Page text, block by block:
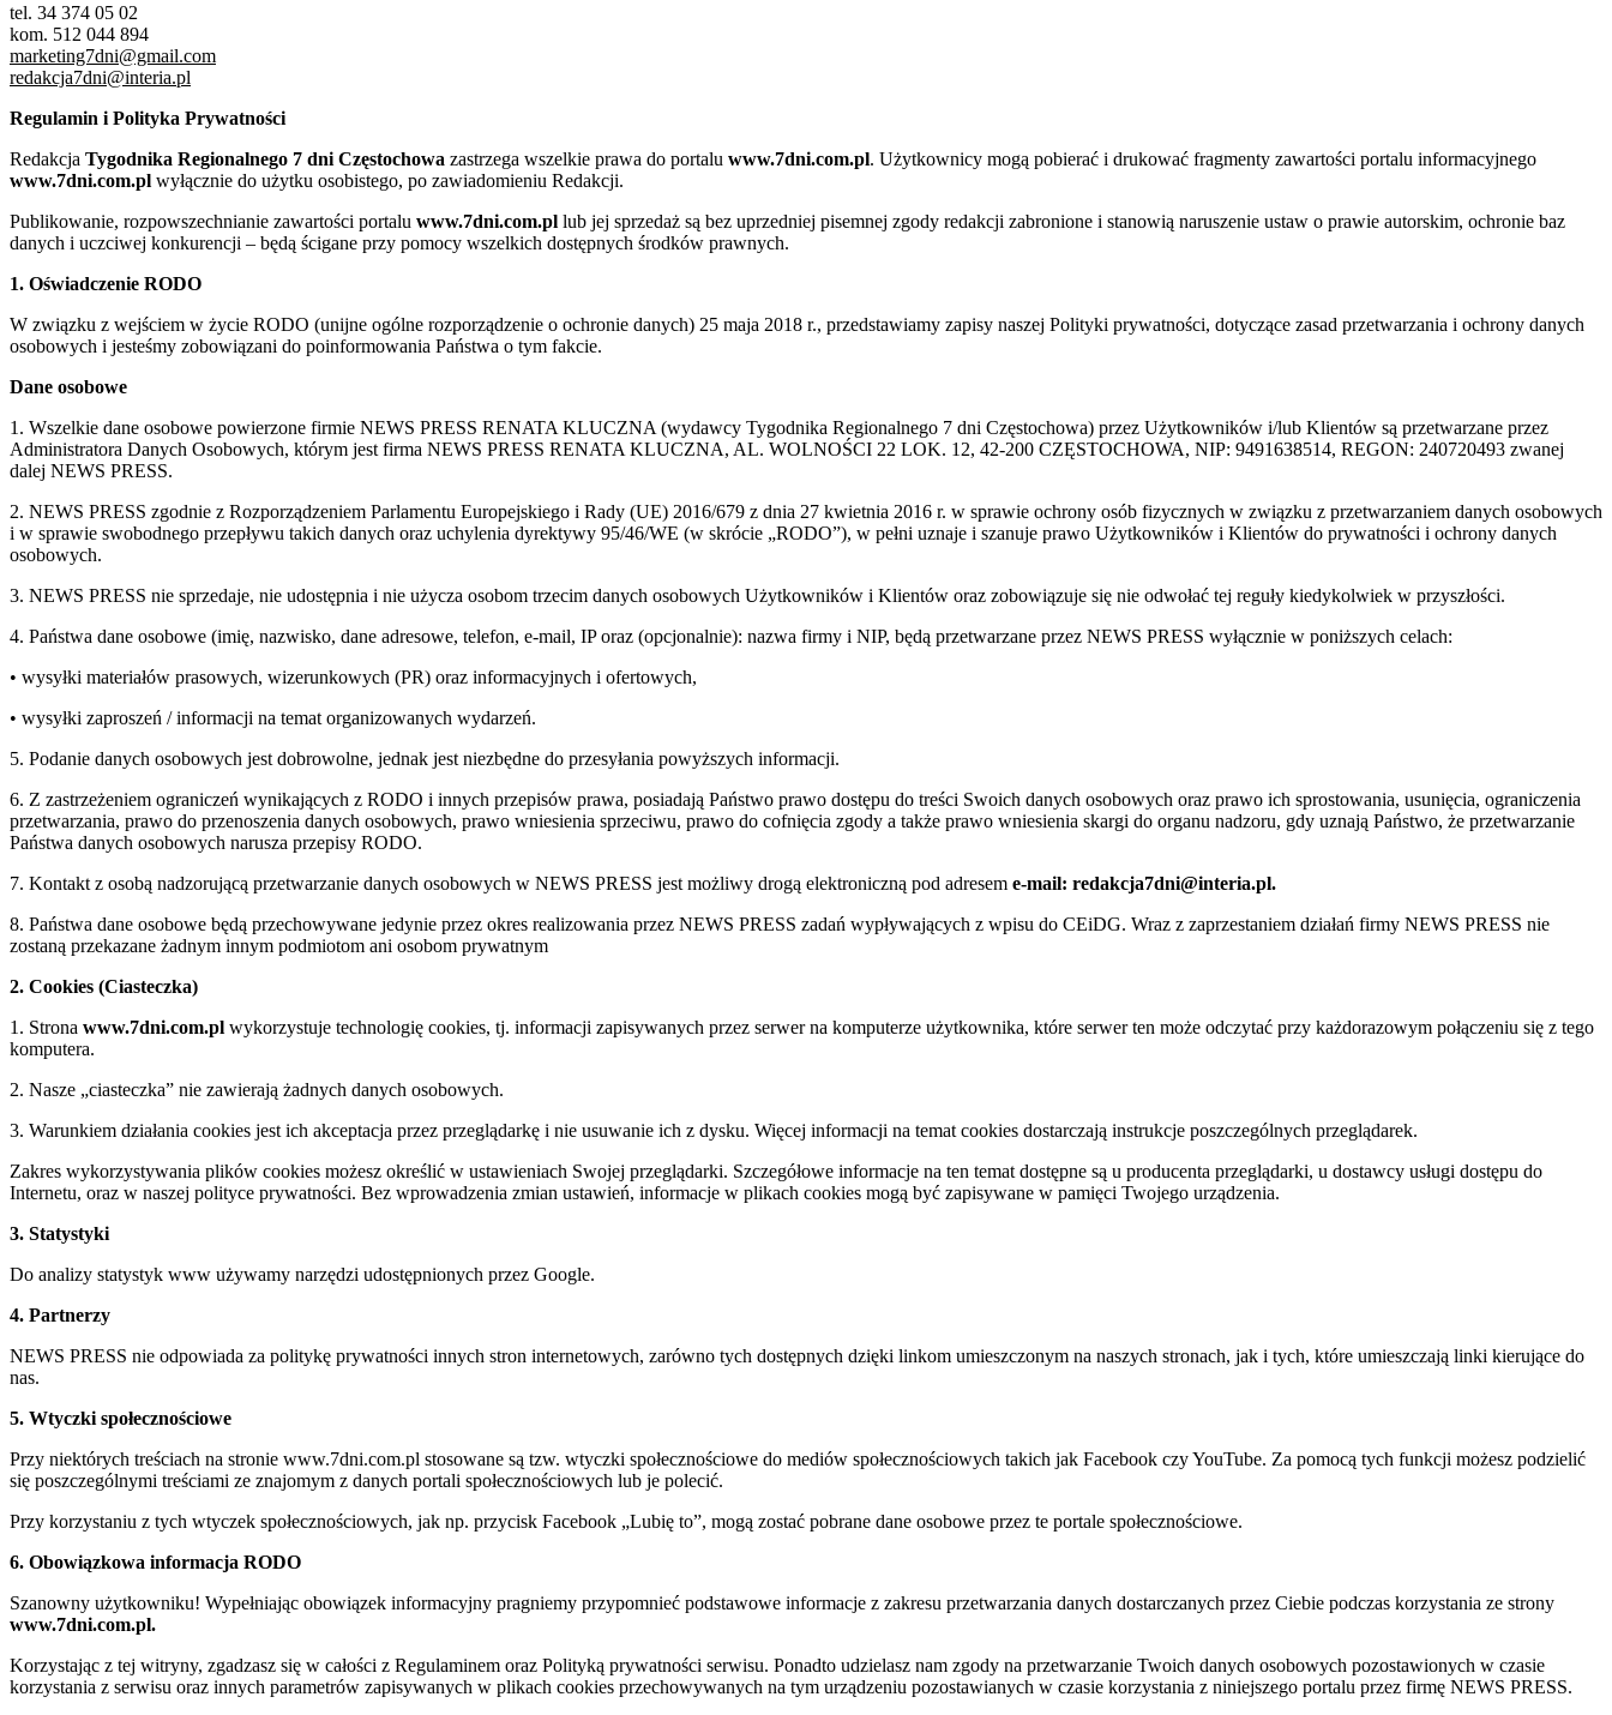
tel. 34 374 05 02
kom. 512 044 894
marketing7dni@gmail.com
redakcja7dni@interia.pl
Regulamin i Polityka Prywatności
Redakcja Tygodnika Regionalnego 7 dni Częstochowa zastrzega wszelkie prawa do portalu www.7dni.com.pl. Użytkownicy mogą pobierać i drukować fragmenty zawartości portalu informacyjnego
www.7dni.com.pl wyłącznie do użytku osobistego, po zawiadomieniu Redakcji.
Publikowanie, rozpowszechnianie zawartości portalu www.7dni.com.pl lub jej sprzedaż są bez uprzedniej pisemnej zgody redakcji zabronione i stanowią naruszenie ustaw o prawie autorskim, ochronie baz
danych i uczciwej konkurencji – będą ścigane przy pomocy wszelkich dostępnych środków prawnych.
1. Oświadczenie RODO
W związku z wejściem w życie RODO (unijne ogólne rozporządzenie o ochronie danych) 25 maja 2018 r., przedstawiamy zapisy naszej Polityki prywatności, dotyczące zasad przetwarzania i ochrony danych
osobowych i jesteśmy zobowiązani do poinformowania Państwa o tym fakcie.
Dane osobowe
1. Wszelkie dane osobowe powierzone firmie NEWS PRESS RENATA KLUCZNA (wydawcy Tygodnika Regionalnego 7 dni Częstochowa) przez Użytkowników i/lub Klientów są przetwarzane przez
Administratora Danych Osobowych, którym jest firma NEWS PRESS RENATA KLUCZNA, AL. WOLNOŚCI 22 LOK. 12, 42-200 CZĘSTOCHOWA, NIP: 9491638514, REGON: 240720493 zwanej
dalej NEWS PRESS.
2. NEWS PRESS zgodnie z Rozporządzeniem Parlamentu Europejskiego i Rady (UE) 2016/679 z dnia 27 kwietnia 2016 r. w sprawie ochrony osób fizycznych w związku z przetwarzaniem danych osobowych
i w sprawie swobodnego przepływu takich danych oraz uchylenia dyrektywy 95/46/WE (w skrócie „RODO”), w pełni uznaje i szanuje prawo Użytkowników i Klientów do prywatności i ochrony danych
osobowych.
3. NEWS PRESS nie sprzedaje, nie udostępnia i nie użycza osobom trzecim danych osobowych Użytkowników i Klientów oraz zobowiązuje się nie odwołać tej reguły kiedykolwiek w przyszłości.
4. Państwa dane osobowe (imię, nazwisko, dane adresowe, telefon, e-mail, IP oraz (opcjonalnie): nazwa firmy i NIP, będą przetwarzane przez NEWS PRESS wyłącznie w poniższych celach:
• wysyłki materiałów prasowych, wizerunkowych (PR) oraz informacyjnych i ofertowych,
• wysyłki zaproszeń / informacji na temat organizowanych wydarzeń.
5. Podanie danych osobowych jest dobrowolne, jednak jest niezbędne do przesyłania powyższych informacji.
6. Z zastrzeżeniem ograniczeń wynikających z RODO i innych przepisów prawa, posiadają Państwo prawo dostępu do treści Swoich danych osobowych oraz prawo ich sprostowania, usunięcia, ograniczenia
przetwarzania, prawo do przenoszenia danych osobowych, prawo wniesienia sprzeciwu, prawo do cofnięcia zgody a także prawo wniesienia skargi do organu nadzoru, gdy uznają Państwo, że przetwarzanie
Państwa danych osobowych narusza przepisy RODO.
7. Kontakt z osobą nadzorującą przetwarzanie danych osobowych w NEWS PRESS jest możliwy drogą elektroniczną pod adresem e-mail: redakcja7dni@interia.pl.
8. Państwa dane osobowe będą przechowywane jedynie przez okres realizowania przez NEWS PRESS zadań wypływających z wpisu do CEiDG. Wraz z zaprzestaniem działań firmy NEWS PRESS nie
zostaną przekazane żadnym innym podmiotom ani osobom prywatnym
2. Cookies (Ciasteczka)
1. Strona www.7dni.com.pl wykorzystuje technologię cookies, tj. informacji zapisywanych przez serwer na komputerze użytkownika, które serwer ten może odczytać przy każdorazowym połączeniu się z tego
komputera.
2. Nasze „ciasteczka” nie zawierają żadnych danych osobowych.
3. Warunkiem działania cookies jest ich akceptacja przez przeglądarkę i nie usuwanie ich z dysku. Więcej informacji na temat cookies dostarczają instrukcje poszczególnych przeglądarek.
Zakres wykorzystywania plików cookies możesz określić w ustawieniach Swojej przeglądarki. Szczegółowe informacje na ten temat dostępne są u producenta przeglądarki, u dostawcy usługi dostępu do
Internetu, oraz w naszej polityce prywatności. Bez wprowadzenia zmian ustawień, informacje w plikach cookies mogą być zapisywane w pamięci Twojego urządzenia.
3. Statystyki
Do analizy statystyk www używamy narzędzi udostępnionych przez Google.
4. Partnerzy
NEWS PRESS nie odpowiada za politykę prywatności innych stron internetowych, zarówno tych dostępnych dzięki linkom umieszczonym na naszych stronach, jak i tych, które umieszczają linki kierujące do
nas.
5. Wtyczki społecznościowe
Przy niektórych treściach na stronie www.7dni.com.pl stosowane są tzw. wtyczki społecznościowe do mediów społecznościowych takich jak Facebook czy YouTube. Za pomocą tych funkcji możesz podzielić
się poszczególnymi treściami ze znajomym z danych portali społecznościowych lub je polecić.
Przy korzystaniu z tych wtyczek społecznościowych, jak np. przycisk Facebook „Lubię to”, mogą zostać pobrane dane osobowe przez te portale społecznościowe.
6. Obowiązkowa informacja RODO
Szanowny użytkowniku! Wypełniając obowiązek informacyjny pragniemy przypomnieć podstawowe informacje z zakresu przetwarzania danych dostarczanych przez Ciebie podczas korzystania ze strony
www.7dni.com.pl.
Korzystając z tej witryny, zgadzasz się w całości z Regulaminem oraz Polityką prywatności serwisu. Ponadto udzielasz nam zgody na przetwarzanie Twoich danych osobowych pozostawionych w czasie
korzystania z serwisu oraz innych parametrów zapisywanych w plikach cookies przechowywanych na tym urządzeniu pozostawianych w czasie korzystania z niniejszego portalu przez firmę NEWS PRESS.